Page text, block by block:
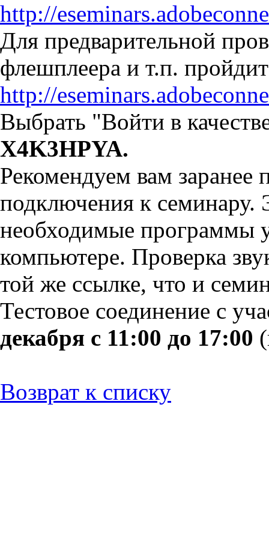
http://
Для предварительной
флешплеера и т.п.
http://
Выбрать "Войти в
X4K3HPYA.
Рекомендуем вам заранее
подключения к семинару.
необходимые программы
компьютере. Проверка
той же ссылке, что и
Тестовое соединение с
декабря с 11:00 до 17:00
Возврат к списку